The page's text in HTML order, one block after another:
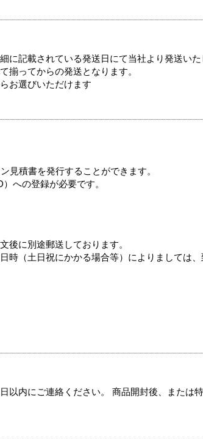
記載されている発送日にて当社より発送いた
揃ってからの発送となります。
お選びいただけます
見積書を発行することができます。
への登録が必要です。
後に別途郵送しております。
時（土日祝にかかる場合等）によりましては
以内にご連絡ください。 商品開封後、または